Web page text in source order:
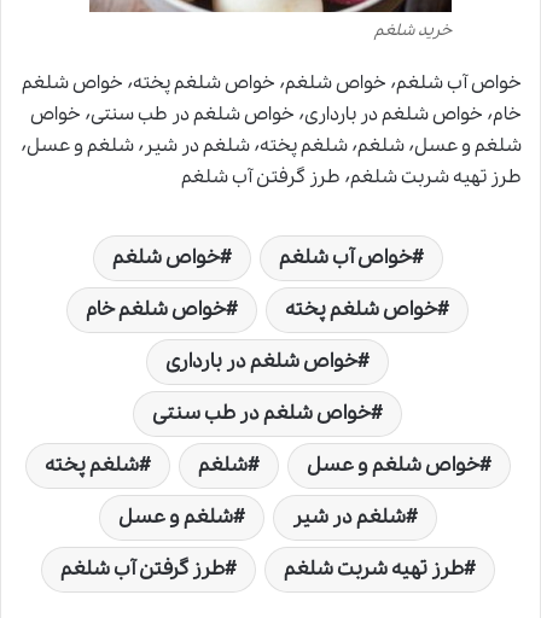
خرید شلغم
خواص آب شلغم٬ خواص شلغم٬ خواص شلغم پخته٬ خواص شلغم
خام٬ خواص شلغم در بارداری٬ خواص شلغم در طب سنتی٬ خواص
شلغم و عسل٬ شلغم٬ شلغم پخته٬ شلغم در شیر٬ شلغم و عسل٬
طرز تهیه شربت شلغم٬ طرز گرفتن آب شلغم
خواص آب شلغم
خواص شلغم
خواص شلغم پخته
خواص شلغم خام
خواص شلغم در بارداری
خواص شلغم در طب سنتی
خواص شلغم و عسل
شلغم
شلغم پخته
شلغم در شیر
شلغم و عسل
طرز تهیه شربت شلغم
طرز گرفتن آب شلغم